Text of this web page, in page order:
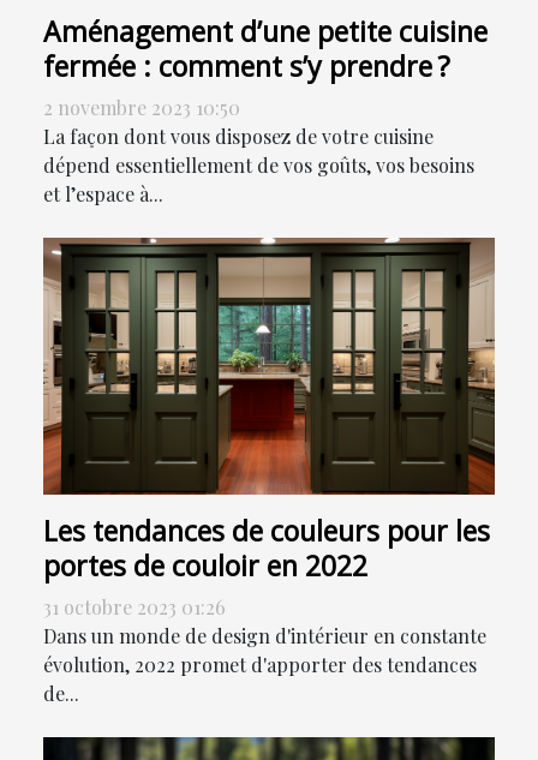
Aménagement d’une petite cuisine
fermée : comment s’y prendre ?
2 novembre 2023 10:50
La façon dont vous disposez de votre cuisine
dépend essentiellement de vos goûts, vos besoins
et l’espace à...
Les tendances de couleurs pour les
portes de couloir en 2022
31 octobre 2023 01:26
Dans un monde de design d'intérieur en constante
évolution, 2022 promet d'apporter des tendances
de...